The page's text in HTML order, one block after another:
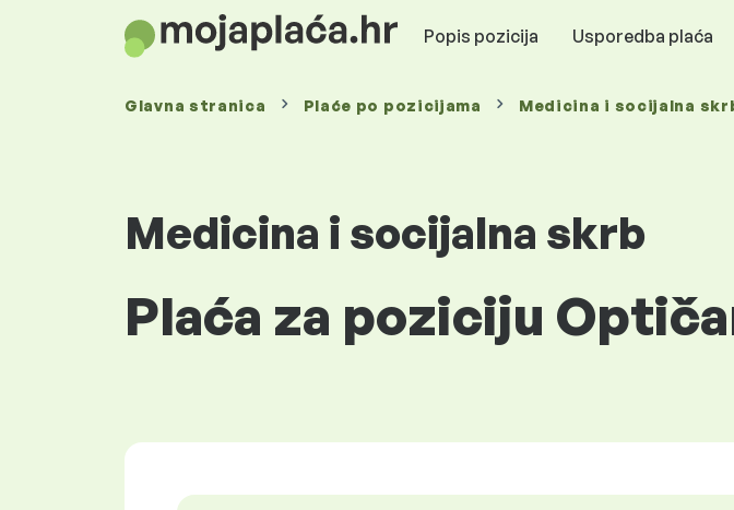
Popis pozicija Usporedba plaća
Glavna stranica Plaće po pozicijama Medicina i socijalna
Medicina i socijalna skrb
Plaća za poziciju